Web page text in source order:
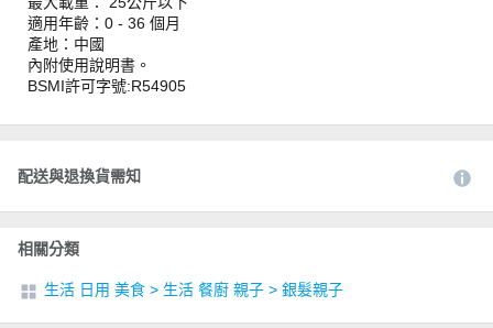
適用年齡：0 - 36 個月
產地：中國
內附使用說明書。
BSMI許可字號:R54905
配送與退換貨需知
相關分類
生活 日用 美食 > 生活 餐廚 親子 > 銀髮親子